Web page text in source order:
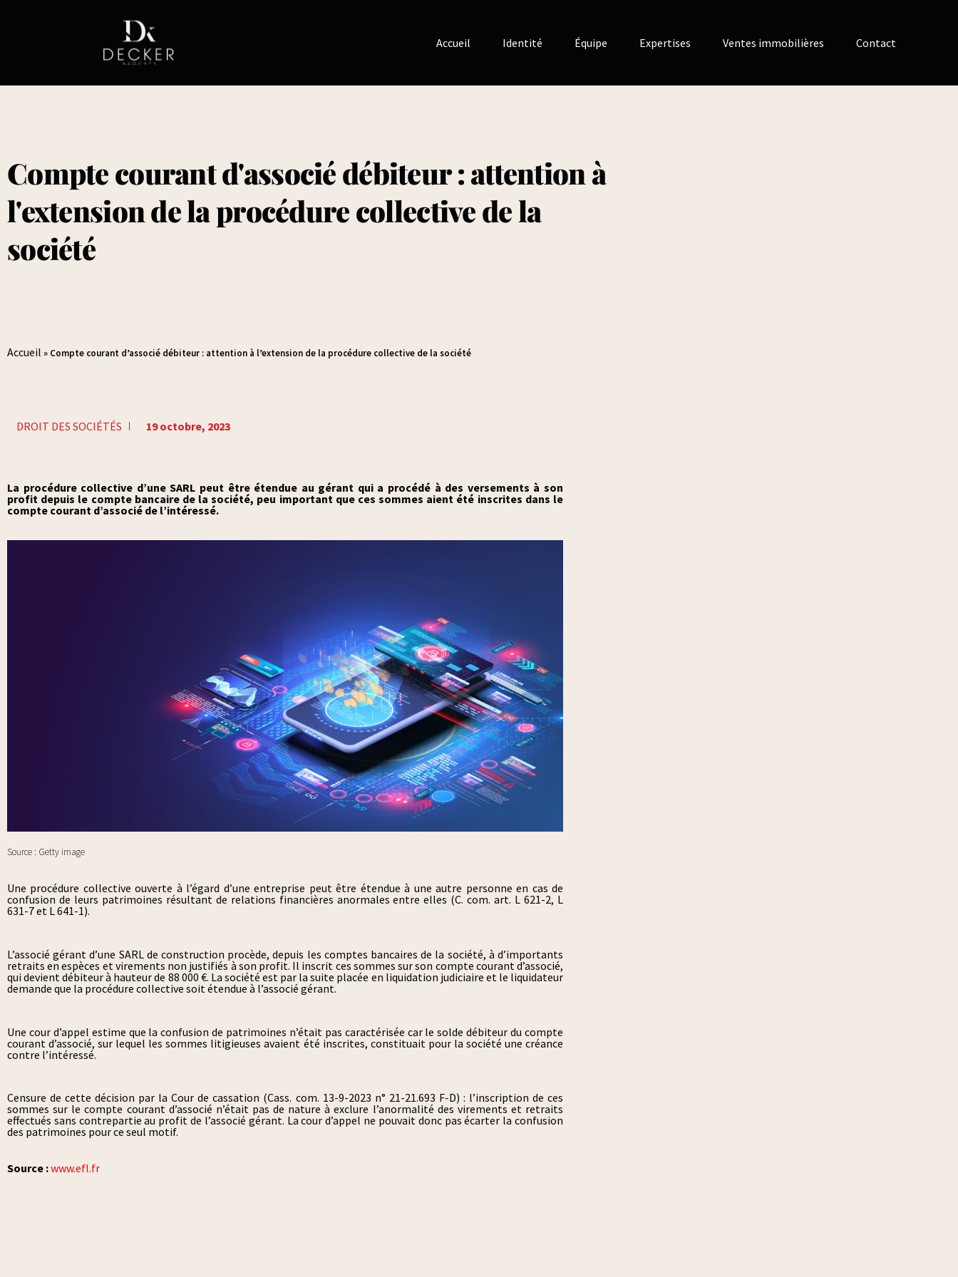
Accueil Identité Équipe Expertises Ventes immobilières Contact
Compte courant d'associé débiteur : attention à
l'extension de la procédure collective de la
société
Accueil » Compte courant d’associé débiteur : attention à l’extension de la procédure collective de la société
DROIT DES SOCIÉTÉS 19 octobre, 2023
La procédure collective d’une SARL peut être étendue au gérant qui a procédé à des versements à son
profit depuis le compte bancaire de la société, peu important que ces sommes aient été inscrites dans le
compte courant d’associé de l’intéressé.
Source : Getty image
Une procédure collective ouverte à l’égard d’une entreprise peut être étendue à une autre personne en cas de
confusion de leurs patrimoines résultant de relations financières anormales entre elles (C. com. art. L 621-2, L
631-7 et L 641-1).
L’associé gérant d’une SARL de construction procède, depuis les comptes bancaires de la société, à d’importants
retraits en espèces et virements non justifiés à son profit. Il inscrit ces sommes sur son compte courant d’associé,
qui devient débiteur à hauteur de 88 000 €. La société est par la suite placée en liquidation judiciaire et le liquidateur
demande que la procédure collective soit étendue à l’associé gérant.
Une cour d’appel estime que la confusion de patrimoines n’était pas caractérisée car le solde débiteur du compte
courant d’associé, sur lequel les sommes litigieuses avaient été inscrites, constituait pour la société une créance
contre l’intéressé.
Censure de cette décision par la Cour de cassation (Cass. com. 13-9-2023 n° 21-21.693 F-D) : l’inscription de ces
sommes sur le compte courant d’associé n’était pas de nature à exclure l’anormalité des virements et retraits
effectués sans contrepartie au profit de l’associé gérant. La cour d’appel ne pouvait donc pas écarter la confusion
des patrimoines pour ce seul motif.
Source :www.efl.fr